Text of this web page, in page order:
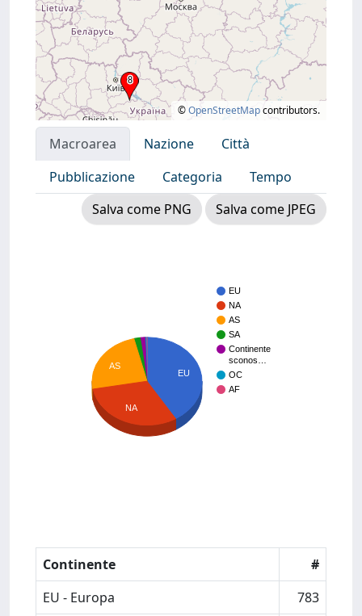
©OpenStreetMapcontributors.
Macroarea Nazione
Città
Pubblicazione
Categoria
Tempo
Salva come PNG
Salva come JPEG
EU
NA
AS
SA
Continente
sconos…
OC
AF
EU
AS
NA
Continente
#
EU - Europa
783